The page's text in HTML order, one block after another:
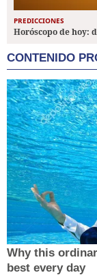
PREDICCIONES
Horóscopo de hoy:
CONTENIDO
Why this
best every day